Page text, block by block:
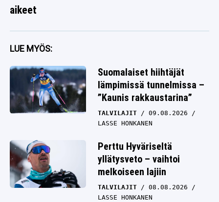
aikeet
LUE MYÖS:
Suomalaiset hiihtäjät
lämpimissä tunnelmissa –
”Kaunis rakkaustarina”
TALVILAJIT
09.08.2026
LASSE HONKANEN
Perttu Hyväriseltä
yllätysveto – vaihtoi
melkoiseen lajiin
TALVILAJIT
08.08.2026
LASSE HONKANEN